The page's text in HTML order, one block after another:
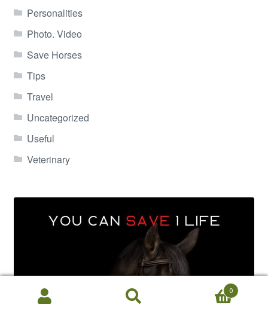
Personalities
Photo. Video
Save Horses
Tips
Travel
Uncategorized
Useful
Veterinary
Search
0